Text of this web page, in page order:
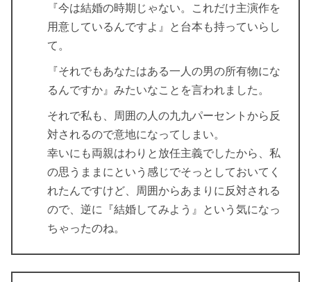
『今は結婚の時期じゃない。これだけ主演作を
用意しているんですよ』と台本も持っていらし
て。
『それでもあなたはある一人の男の所有物にな
るんですか』みたいなことを言われました。
それで私も、周囲の人の九九パーセントから反
対されるので意地になってしまい。
幸いにも両親はわりと放任主義でしたから、私
の思うままにという感じでそっとしておいてく
れたんですけど、周囲からあまりに反対される
ので、逆に『結婚してみよう』という気になっ
ちゃったのね。